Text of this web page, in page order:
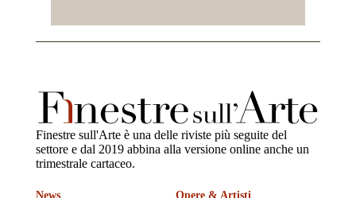
Finestre sull'Arte è una delle riviste più seguite del
settore e dal 2019 abbina alla versione online anche un
trimestrale cartaceo.
News Opere & Artisti